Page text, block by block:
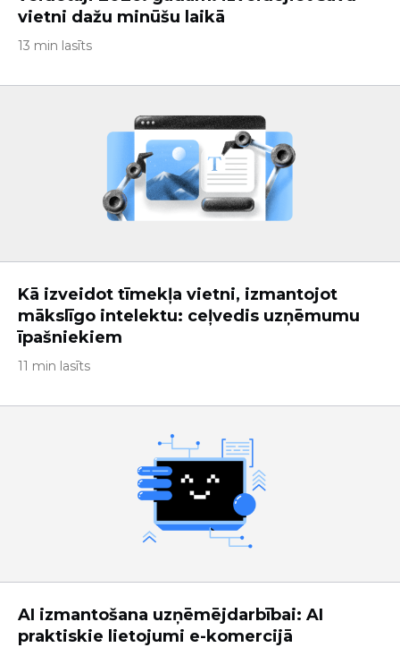
vietni dažu minūšu laikā
13 min lasīts
Kā izveidot tīmekļa vietni, izmantojot
mākslīgo intelektu: ceļvedis uzņēmumu
īpašniekiem
11 min lasīts
AI izmantošana uzņēmējdarbībai: AI
praktiskie lietojumi e-komercijā